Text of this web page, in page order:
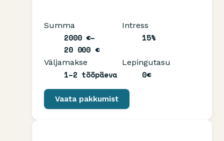
Summa
2000 €–
20 000 €
Intress
15%
Väljamakse
1–2 tööpäeva
Lepingutasu
0€
Vaata pakkumist